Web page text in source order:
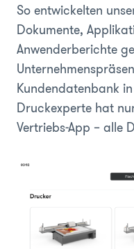
So entwickelten
Dokumente,
Anwenderberichte
Kundendatenbank
Druckexperte hat
Vertriebs-App – alle